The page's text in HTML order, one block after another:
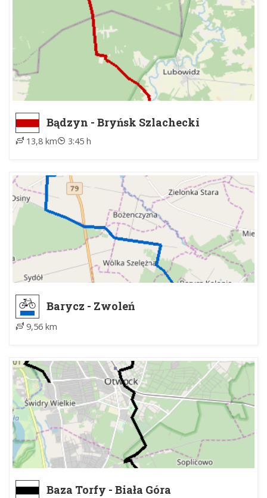
Bądzyn - Bryńsk Szlachecki
13,8 km 3:45 h
Barycz - Zwoleń
9,56 km
Baza Torfy - Biała Góra